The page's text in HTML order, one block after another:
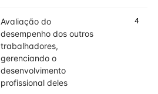
Avaliação do
desempenho dos outros
trabalhadores,
gerenciando o
desenvolvimento
profissional deles
4